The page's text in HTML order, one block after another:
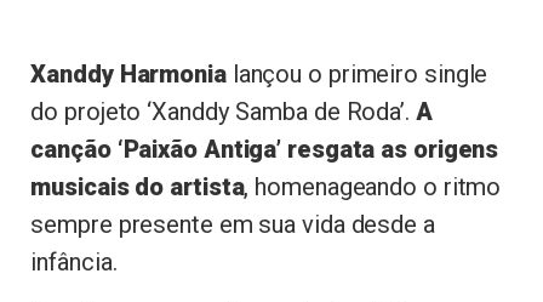
Xanddy Harmonialançou o primeiro single
do projeto ‘Xanddy Samba de Roda’. A
canção ‘Paixão Antiga’ resgata as origens
musicais do artista, homenageando o ritmo
sempre presente em sua vida desde a
infância.